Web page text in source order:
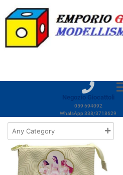
Negozio Giocattoli
059 694092
WhatsApp 338/3718629
Home Prodotti Giocattoli
ZAINI E